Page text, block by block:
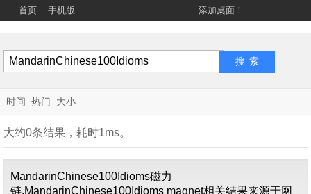
首页 手机版 添加桌面！
时间 热门 大小
大约0条结果，耗时1ms。
MandarinChinese100Idioms磁力
链,MandarinChinese100Idioms magnet相关结果来源于网